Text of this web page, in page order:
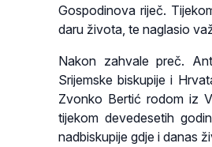
Gospodinova riječ.
daru života, te naglasio
Nakon zahvale preč.
Srijemske biskupije i
Zvonko Bertić rodom iz
tijekom devedesetih
nadbiskupije gdje i danas